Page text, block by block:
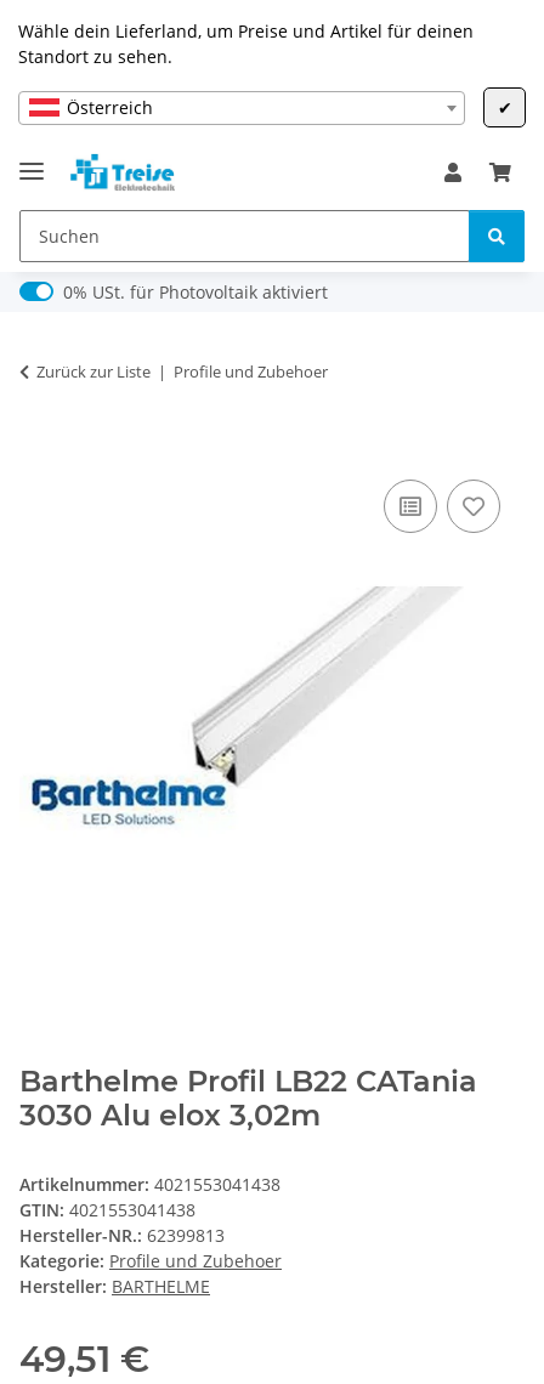
Wähle dein Lieferland, um Preise und Artikel für deinen
Standort zu sehen.
Österreich ✔
0% USt. für Photovoltaik (§ 12 Abs. 3 UStG)
0% USt. für Photovoltaik aktiviert
Zurück zur Liste Profile und Zubehoer
Barthelme Profil LB22 CATania
3030 Alu elox 3,02m
Artikelnummer: 4021553041438
GTIN: 4021553041438
Hersteller-NR.: 62399813
Kategorie: Profile und Zubehoer
Hersteller: BARTHELME
49,51 €